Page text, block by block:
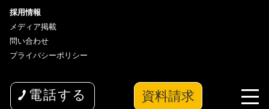
電話する 資料請求
採用情報
メディア掲載
問い合わせ
プライバシーポリシー
copyright© 2026 wakuwaku Inc All Rights Reserved.